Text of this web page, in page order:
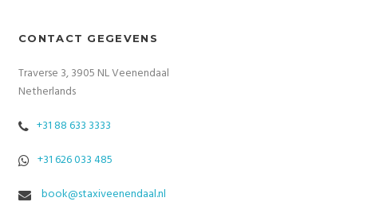
CONTACT GEGEVENS
Traverse 3, 3905 NL Veenendaal
Netherlands
+31 88 633 3333
+31 626 033 485
book@staxiveenendaal.nl